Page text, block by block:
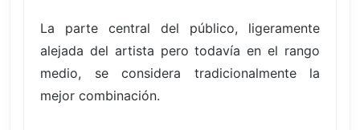
La parte central del público, ligeramente
alejada del artista pero todavía en el rango
medio, se considera tradicionalmente la
mejor combinación.